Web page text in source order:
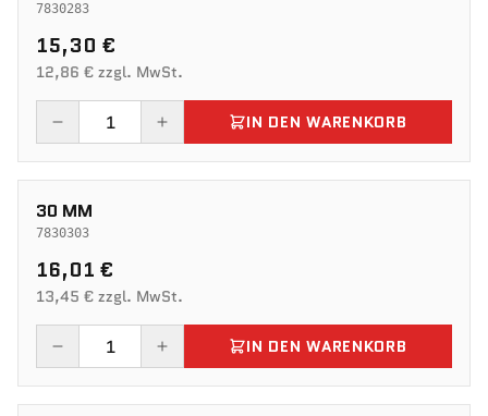
7830283
15,30 €
12,86 € zzgl. MwSt.
IN DEN WARENKORB
30 MM
7830303
16,01 €
13,45 € zzgl. MwSt.
IN DEN WARENKORB